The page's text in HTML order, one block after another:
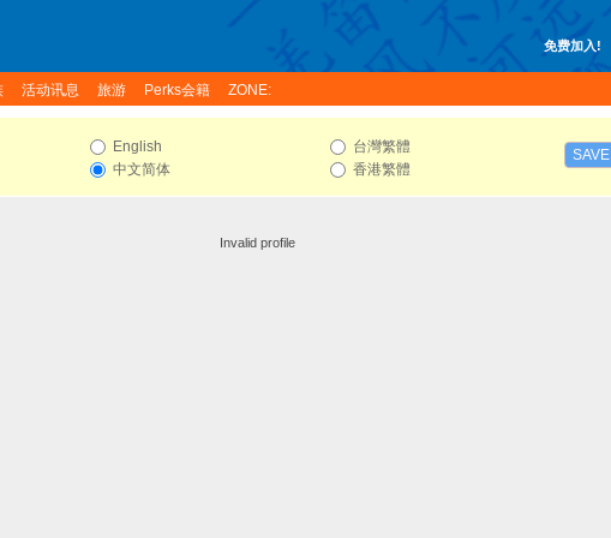
免费加入!
活动讯息 旅游 Perks会籍 ZONE:
English
中文简体
台灣繁體
香港繁體
SAVE
Invalid profile